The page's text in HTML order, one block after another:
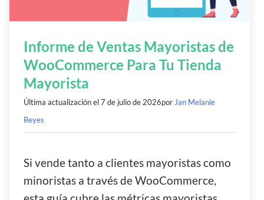
Informe de Ventas Mayoristas de
WooCommerce Para Tu Tienda
Mayorista
Última actualización el7 de julio de 2026porJan Melanie
Reyes
Si vende tanto a clientes mayoristas como
minoristas a través de WooCommerce,